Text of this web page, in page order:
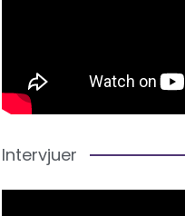
Intervjuer